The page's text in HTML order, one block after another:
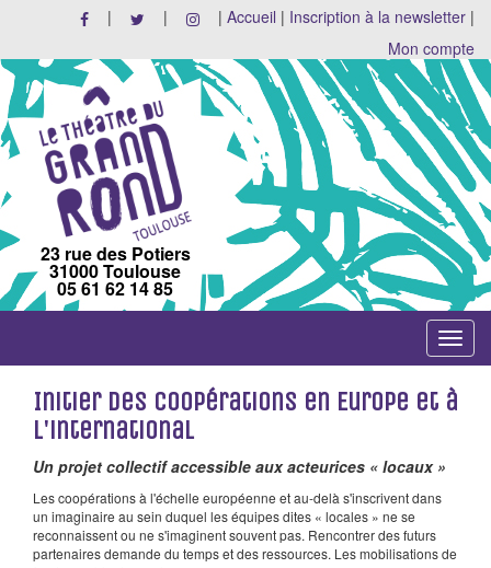
| | | Accueil | Inscription à la newsletter |
Mon compte
23 rue des Potiers
31000 Toulouse
05 61 62 14 85
Toggle
Initier des coopérations en Europe et à
l'international
Un projet collectif accessible aux acteurices « locaux »
Les coopérations à l'échelle européenne et au-delà s'inscrivent dans
un imaginaire au sein duquel les équipes dites « locales » ne se
reconnaissent ou ne s'imaginent souvent pas. Rencontrer des futurs
partenaires demande du temps et des ressources. Les mobilisations de